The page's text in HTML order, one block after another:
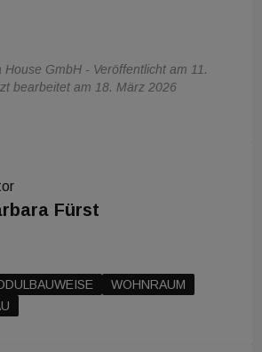
GmbH - Veröffentlicht am 11.
bearbeitet am 18. März 2026
Fürst
WOHNRAUM